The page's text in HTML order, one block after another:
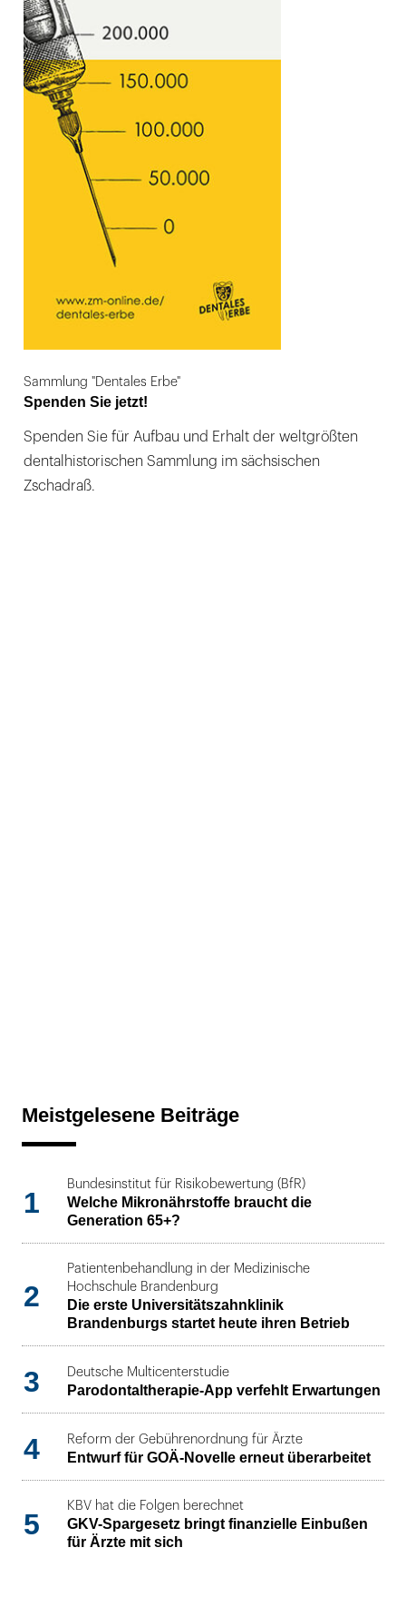
Sammlung "Dentales Erbe"
Spenden Sie jetzt!
Spenden Sie für Aufbau und Erhalt der weltgrößten
dentalhistorischen Sammlung im sächsischen
Zschadraß.
Meistgelesene Beiträge
1
Bundesinstitut für Risikobewertung (BfR)
Welche Mikronährstoffe braucht die
Generation 65+?
2
Patientenbehandlung in der Medizinische
Hochschule Brandenburg
Die erste Universitätszahnklinik
Brandenburgs startet heute ihren Betrieb
3 Deutsche Multicenterstudie
Parodontaltherapie-App verfehlt Erwartungen
4 Reform der Gebührenordnung für Ärzte
Entwurf für GOÄ-Novelle erneut überarbeitet
5
KBV hat die Folgen berechnet
GKV-Spargesetz bringt finanzielle Einbußen
für Ärzte mit sich